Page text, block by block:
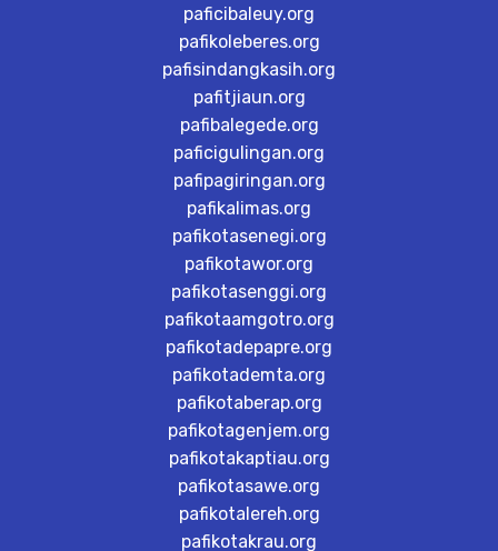
paficibaleuy.org
pafikoleberes.org
pafisindangkasih.org
pafitjiaun.org
pafibalegede.org
paficigulingan.org
pafipagiringan.org
pafikalimas.org
pafikotasenegi.org
pafikotawor.org
pafikotasenggi.org
pafikotaamgotro.org
pafikotadepapre.org
pafikotademta.org
pafikotaberap.org
pafikotagenjem.org
pafikotakaptiau.org
pafikotasawe.org
pafikotalereh.org
pafikotakrau.org